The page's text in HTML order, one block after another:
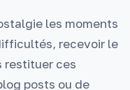
les moments
recevoir le
restituer ces
posts ou de